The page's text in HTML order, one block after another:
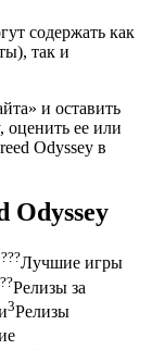
содержать как
так и
и оставить
оценить ее или
Odyssey в
Odyssey
???Лучшие игры
Релизы за
3Релизы